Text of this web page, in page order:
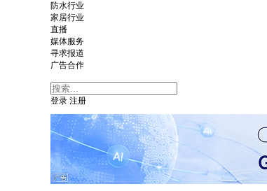
防水行业
家居行业
直播
媒体服务
寻求报道
广告合作
登录 注册